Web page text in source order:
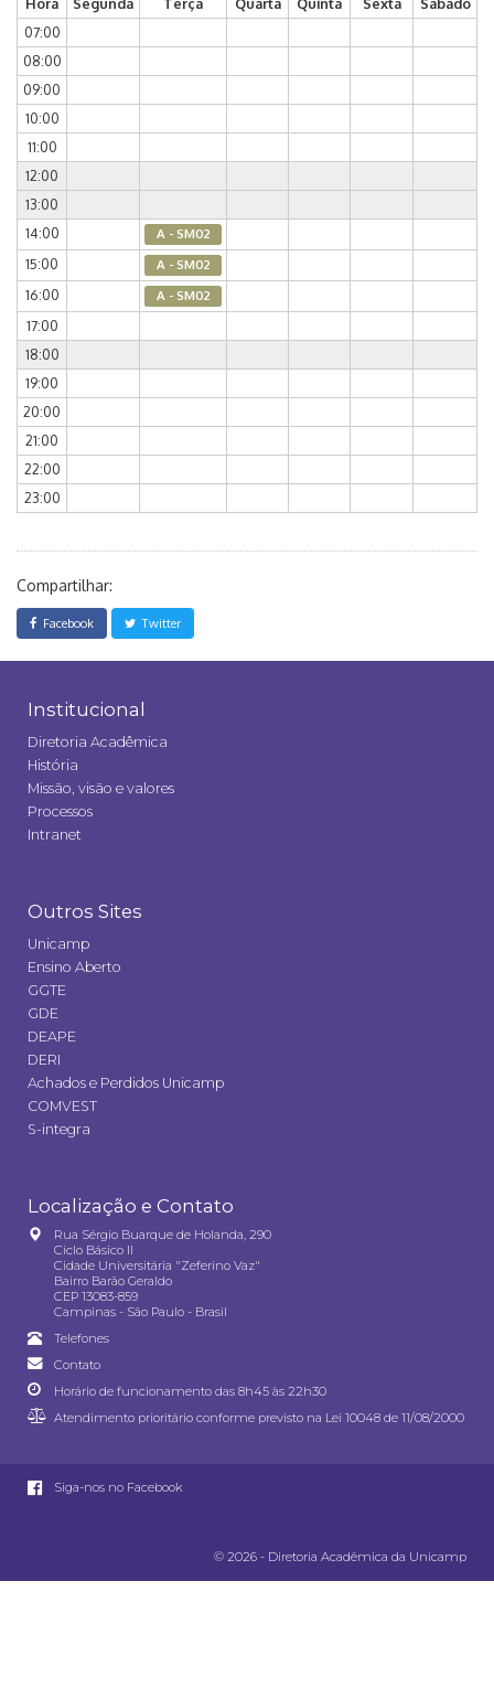
07:00
08:00
09:00
10:00
11:00
12:00
13:00
14:00
A - SM02
15:00 A - SM02
16:00 A - SM02
17:00
18:00
19:00
20:00
21:00
22:00
23:00
Compartilhar:
Facebook Twitter
Institucional
Diretoria Acadêmica
História
Missão, visão e valores
Processos
Intranet
Outros Sites
Unicamp
Ensino Aberto
GGTE
GDE
DEAPE
DERI
Achados e Perdidos Unicamp
COMVEST
S-integra
Localização e Contato
Rua Sérgio Buarque de Holanda, 290
Ciclo Básico II
Cidade Universitária "Zeferino Vaz"
Bairro Barão Geraldo
CEP 13083-859
Campinas - São Paulo - Brasil
Telefones
Contato
Horário de funcionamento das 8h45 às 22h30
Atendimento prioritário conforme previsto na Lei 10048 de 11/08/2000
Siga-nos no Facebook
© 2026 - Diretoria Acadêmica da Unicamp